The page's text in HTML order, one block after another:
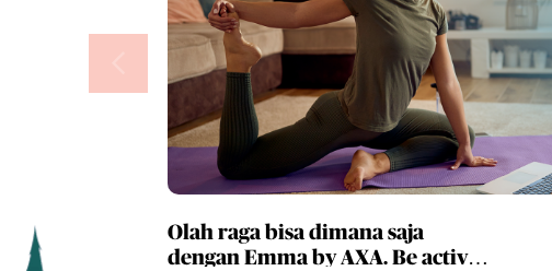
Olah raga bisa dimana saja
dengan Emma by AXA. Be active,